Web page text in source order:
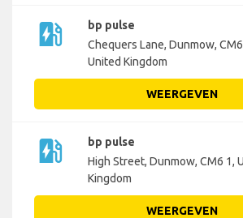
ev_station
bp pulse
Chequers Lane, Dunmow,
United Kingdom
WEERGEVEN
ev_station
bp pulse
High Street, Dunmow, CM6 1,
Kingdom
WEERGEVEN